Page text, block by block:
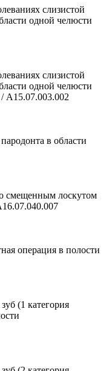
слизистой
одной челюсти
слизистой
одной челюсти
А15.07.003.002
в области
смещенным лоскутом
операция в полости
(1 категория